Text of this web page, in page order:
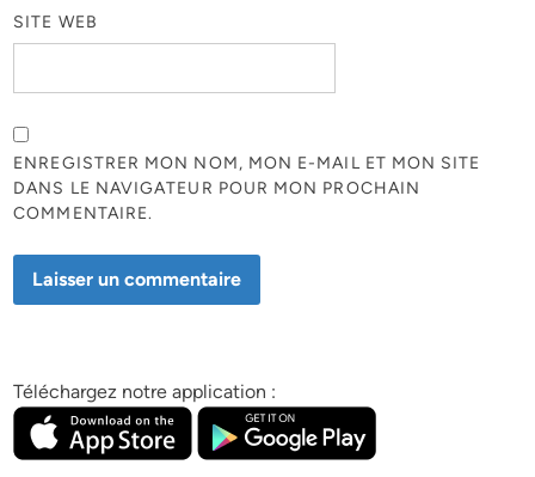
SITE WEB
ENREGISTRER MON NOM, MON E-MAIL ET MON SITE
DANS LE NAVIGATEUR POUR MON PROCHAIN
COMMENTAIRE.
Téléchargez notre application :